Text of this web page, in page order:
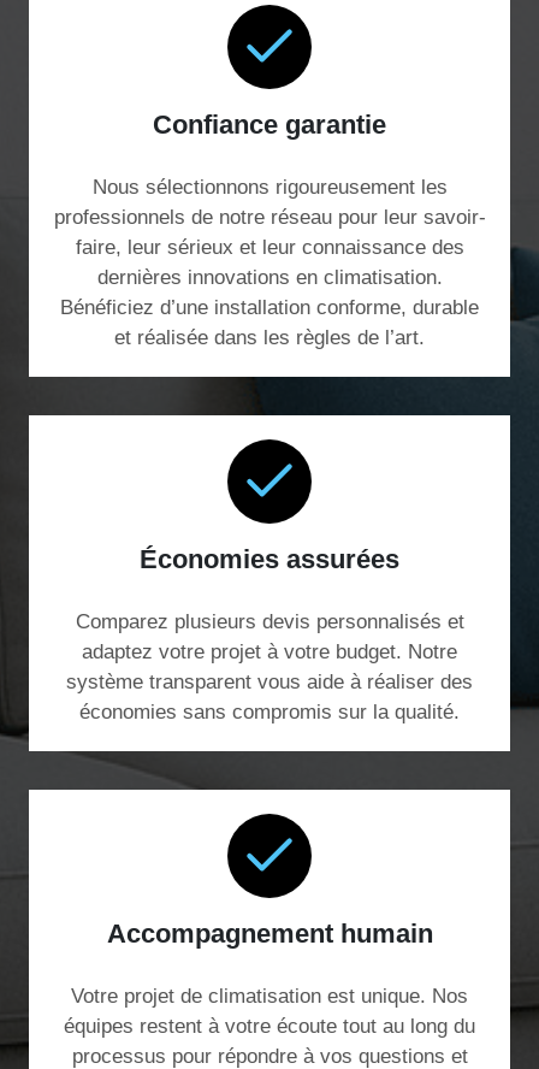
Confiance garantie
Nous sélectionnons rigoureusement les
professionnels de notre réseau pour leur savoir-
faire, leur sérieux et leur connaissance des
dernières innovations en climatisation.
Bénéficiez d’une installation conforme, durable
et réalisée dans les règles de l’art.
Économies assurées
Comparez plusieurs devis personnalisés et
adaptez votre projet à votre budget. Notre
système transparent vous aide à réaliser des
économies sans compromis sur la qualité.
Accompagnement humain
Votre projet de climatisation est unique. Nos
équipes restent à votre écoute tout au long du
processus pour répondre à vos questions et